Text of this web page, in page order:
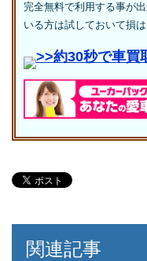
完全無料で利用する事が
いる方は試しておいて損は
>>約30秒で車買
関連記事